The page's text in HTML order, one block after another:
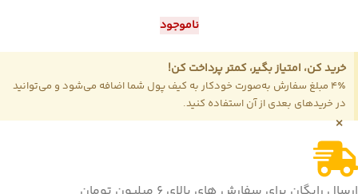
ناموجود
خرید کن، امتیاز بگیر، کمتر پرداخت کن!
4٪ مبلغ سفارش به‌صورت خودکار به کیف پول شما اضافه می‌شود و می‌توانید
در خریدهای بعدی از آن استفاده کنید.
×